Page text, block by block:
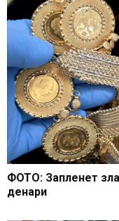
ФОТО: Запленет
денари